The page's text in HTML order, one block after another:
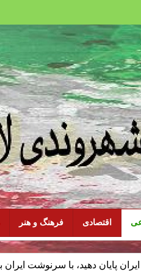
اقتصادی فرهنگ و هنر
با سرنوشت ایران بازی نکنید!